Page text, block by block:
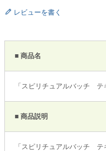
レビューを書く
■ 商品名
「スピリチュアルバッチ テ
■ 商品説明
「スピリチュアルバッチ テ